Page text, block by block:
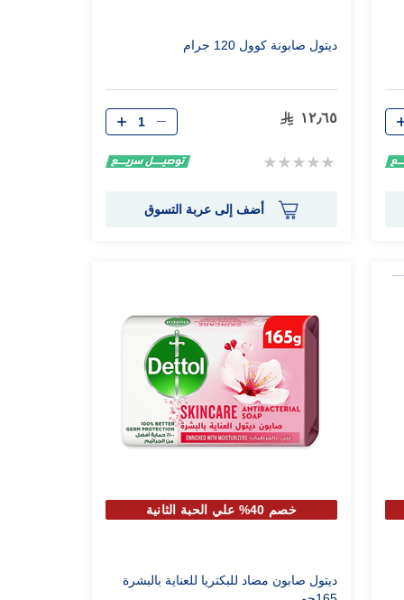
ديتول صابونة كوول 120 جرام
١٢٫٦٥
Rating:
الكمية
أضف إلى عربة التسوق
خصم 40% علي الحبة الثانية
ديتول صابون مضاد للبكتريا للعناية بالبشرة